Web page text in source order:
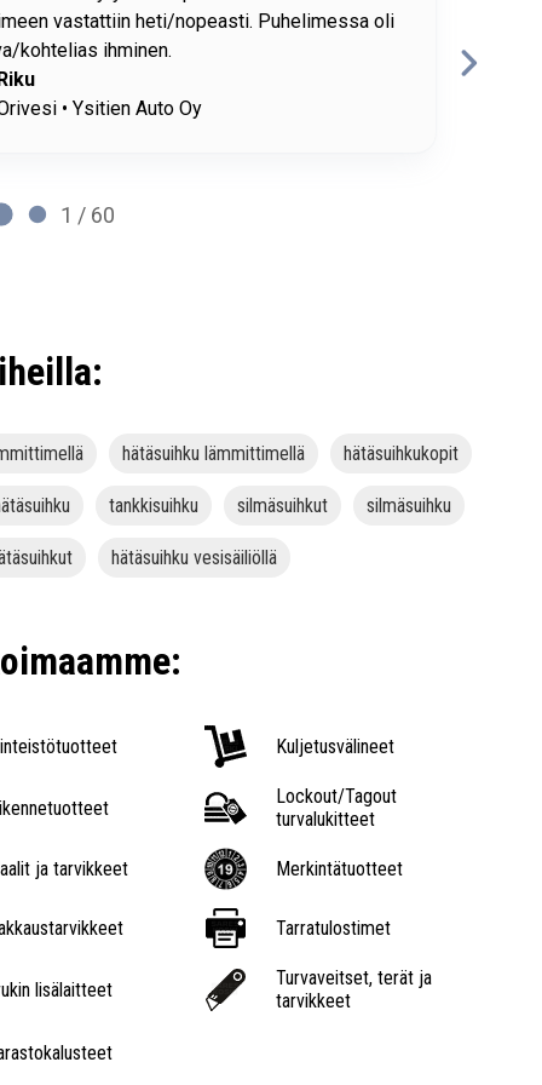
2 / 60
hätäsuihku lämmittimellä hätäsuihkukopit
tankkisuihku silmäsuihkut silmäsuihku
hätäsuihku vesisäiliöllä
Kuljetusvälineet
Lockout/Tagout
turvalukitteet
ja tarvikkeet Merkintätuotteet
Tarratulostimet
lisälaitteet
Turvaveitset, terät ja
tarvikkeet